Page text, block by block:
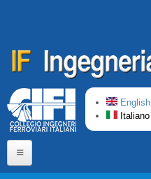
English
Italiano